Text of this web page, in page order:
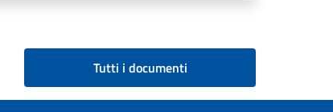
Tutti i documenti